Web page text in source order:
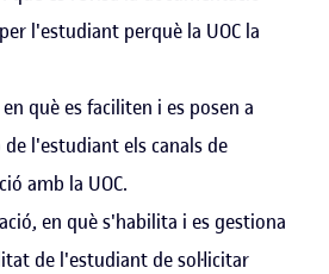
l'estudiant perquè la UOC la
què es faciliten i es posen a
de l'estudiant els canals de
amb la UOC.
en què s'habilita i es gestiona
de l'estudiant de sol·licitar